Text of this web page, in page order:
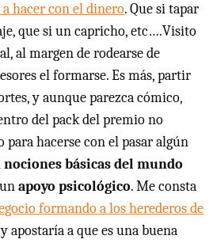
hacer con el dinero. Que si tapar
que si un capricho, etc….Visito
al margen de rodearse de
el formarse. Es más, partir
y aunque parezca cómico,
del pack del premio no
hacerse con el pasar algún
nociones básicas del mundo
apoyo psicológico. Me consta
formando a los herederos de
apostaría a que es una buena